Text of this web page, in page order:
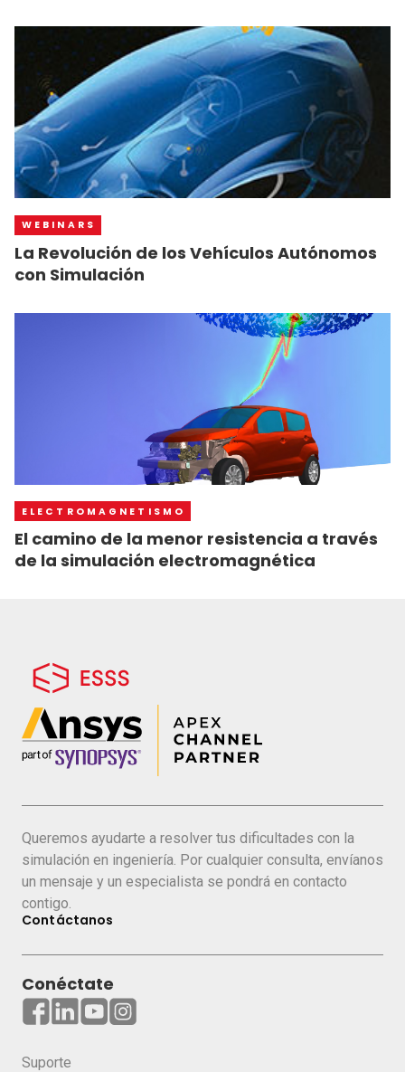
WEBINARS
La Revolución de los Vehículos Autónomos
con Simulación
ELECTROMAGNETISMO
El camino de la menor resistencia a través
de la simulación electromagnética
Queremos ayudarte a resolver tus dificultades con la
simulación en ingeniería. Por cualquier consulta, envíanos
un mensaje y un especialista se pondrá en contacto
contigo.
Contáctanos
Conéctate
Suporte